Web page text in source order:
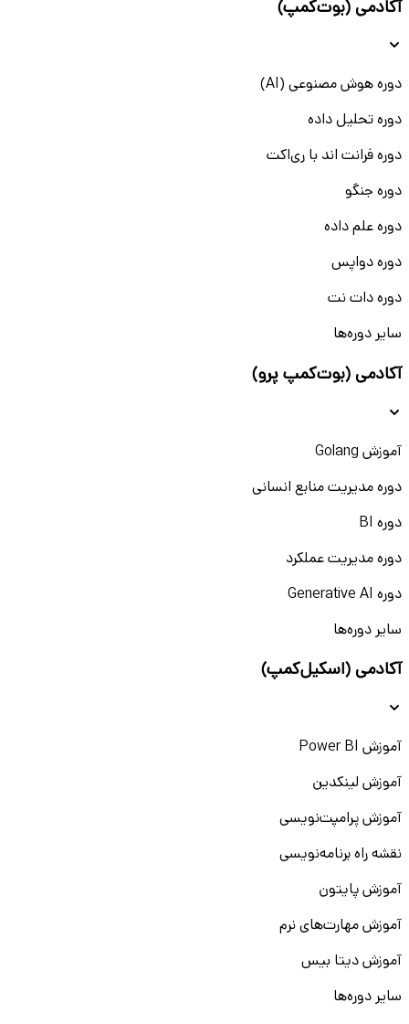
آکادمی (بوت‌کمپ)
دوره هوش مصنوعی (AI)
دوره تحلیل داده
دوره فرانت اند با ری‌اکت
دوره جنگو
دوره علم داده
دوره دواپس
دوره دات نت
سایر دوره‌ها
آکادمی (بوت‌کمپ پرو)
آموزش Golang
دوره مدیریت منابع انسانی
دوره BI
دوره مدیریت عملکرد
دوره Generative AI
سایر دوره‌ها
آکادمی (اسکیل‌کمپ)
آموزش Power BI
آموزش لینکدین
آموزش پرامپت‌نویسی
نقشه راه برنامه‌نویسی
آموزش پایتون
آموزش مهارت‌های نرم
آموزش دیتا بیس
سایر دوره‌ها